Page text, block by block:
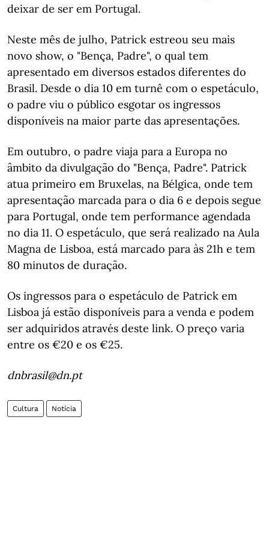
deixar de ser em Portugal.
Neste mês de julho, Patrick estreou seu mais
novo show, o "Bença, Padre", o qual tem
apresentado em diversos estados diferentes do
Brasil. Desde o dia 10 em turnê com o espetáculo,
o padre viu o público esgotar os ingressos
disponíveis na maior parte das apresentações.
Em outubro, o padre viaja para a Europa no
âmbito da divulgação do "Bença, Padre". Patrick
atua primeiro em Bruxelas, na Bélgica, onde tem
apresentação marcada para o dia 6 e depois segue
para Portugal, onde tem performance agendada
no dia 11. O espetáculo, que será realizado na Aula
Magna de Lisboa, está marcado para às 21h e tem
80 minutos de duração.
Os ingressos para o espetáculo de Patrick em
Lisboa já estão disponíveis para a venda e podem
ser adquiridos através deste link. O preço varia
entre os €20 e os €25.
dnbrasil@dn.pt
Cultura Notícia